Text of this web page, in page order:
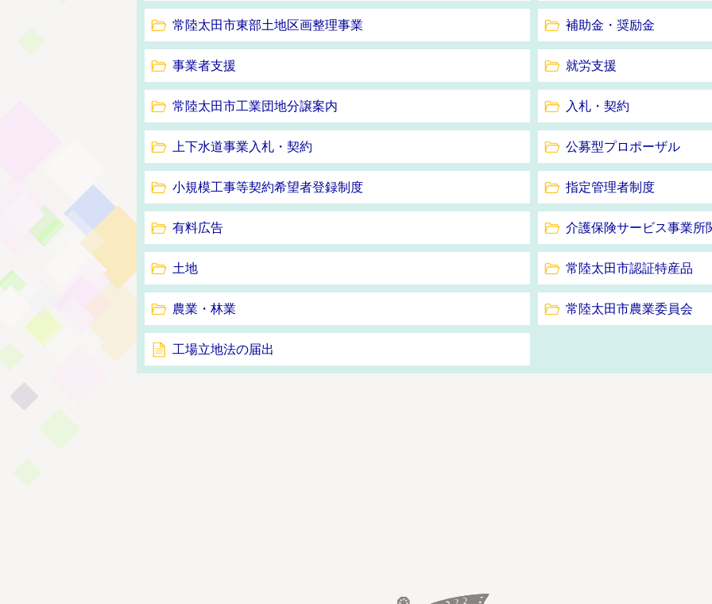
常陸太田市東部土地区画整理事業 補助金・奨励金
事業者支援 就労支援
常陸太田市工業団地分譲案内 入札・契約
上下水道事業入札・契約 公募型プロポーザル
小規模工事等契約希望者登録制度 指定管理者制度
有料広告 介護保険サービス事業所
土地 常陸太田市認証特産品
農業・林業 常陸太田市農業委員会
工場立地法の届出